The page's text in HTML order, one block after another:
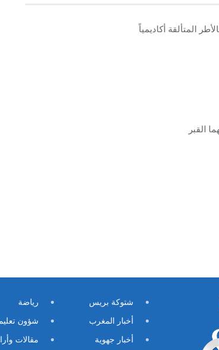
المتألقة أكاديمياً
القبر
شتوكة بريس
أخبار المغرب
أخبار جهوية
رياضة
شؤون
مقالات